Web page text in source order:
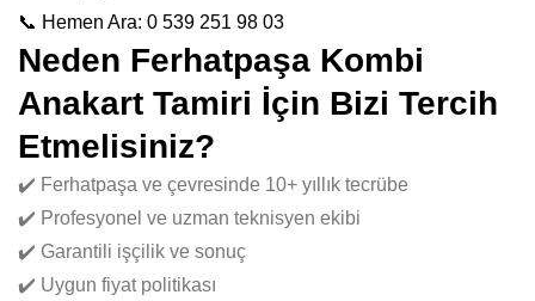
📞 Hemen Ara: 0 539 251 98 03
Neden Ferhatpaşa Kombi
Anakart Tamiri İçin Bizi Tercih
Etmelisiniz?
✔️ Ferhatpaşa ve çevresinde 10+ yıllık tecrübe
✔️ Profesyonel ve uzman teknisyen ekibi
✔️ Garantili işçilik ve sonuç
✔️ Uygun fiyat politikası